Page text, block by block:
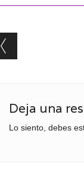
Post
Deja una
Lo siento, debes